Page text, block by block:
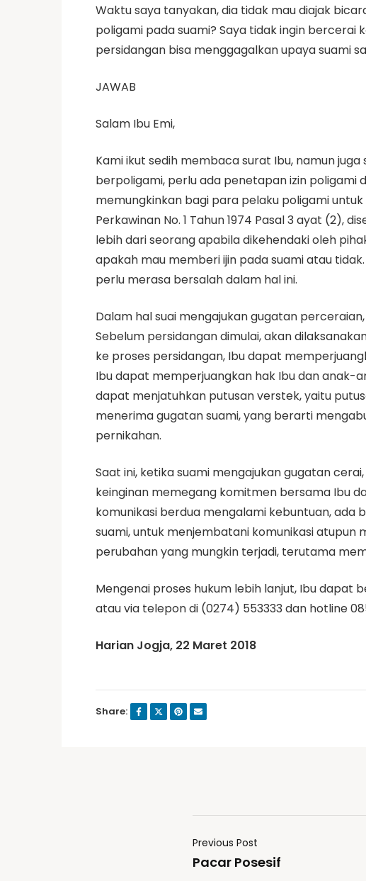
Waktu saya tanyakan, dia tidak mau diajak
poligami pada suami? Saya tidak ingin
persidangan bisa menggagalkan upaya suami
JAWAB
Salam Ibu Emi,
Kami ikut sedih membaca surat Ibu, namun
berpoligami, perlu ada penetapan izin
memungkinkan bagi para pelaku poligami
Perkawinan No. 1 Tahun 1974 Pasal 3 ayat (2),
lebih dari seorang apabila dikehendaki oleh
apakah mau memberi ijin pada suami atau
perlu merasa bersalah dalam hal ini.
Dalam hal suai mengajukan gugatan
Sebelum persidangan dimulai, akan
ke proses persidangan, Ibu dapat
Ibu dapat memperjuangkan hak Ibu dan anak-
dapat menjatuhkan putusan verstek, yaitu
menerima gugatan suami, yang berarti
pernikahan.
Saat ini, ketika suami mengajukan gugatan
keinginan memegang komitmen bersama Ibu
komunikasi berdua mengalami kebuntuan, ada
suami, untuk menjembatani komunikasi atupun
perubahan yang mungkin terjadi, terutama
Mengenai proses hukum lebih lanjut, Ibu dapat
atau via telepon di (0274) 553333 dan hotline
Harian Jogja, 22 Maret 2018
Share:
Previous Post
Pacar Posesif